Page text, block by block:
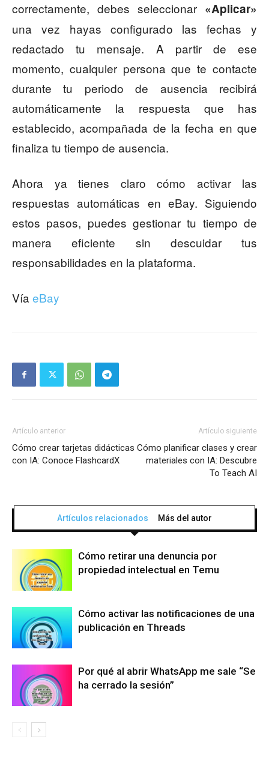
correctamente, debes seleccionar «Aplicar»
una vez hayas configurado las fechas y
redactado tu mensaje. A partir de ese
momento, cualquier persona que te contacte
durante tu periodo de ausencia recibirá
automáticamente la respuesta que has
establecido, acompañada de la fecha en que
finaliza tu tiempo de ausencia.
Ahora ya tienes claro cómo activar las
respuestas automáticas en eBay. Siguiendo
estos pasos, puedes gestionar tu tiempo de
manera eficiente sin descuidar tus
responsabilidades en la plataforma.
Vía eBay
Artículo anterior
Cómo crear tarjetas didácticas
con IA: Conoce FlashcardX
Artículo siguiente
Cómo planificar clases y crear
materiales con IA: Descubre
To Teach AI
Artículos relacionados Más del autor
Cómo retirar una denuncia por
propiedad intelectual en Temu
Cómo activar las notificaciones de una
publicación en Threads
Por qué al abrir WhatsApp me sale “Se
ha cerrado la sesión”